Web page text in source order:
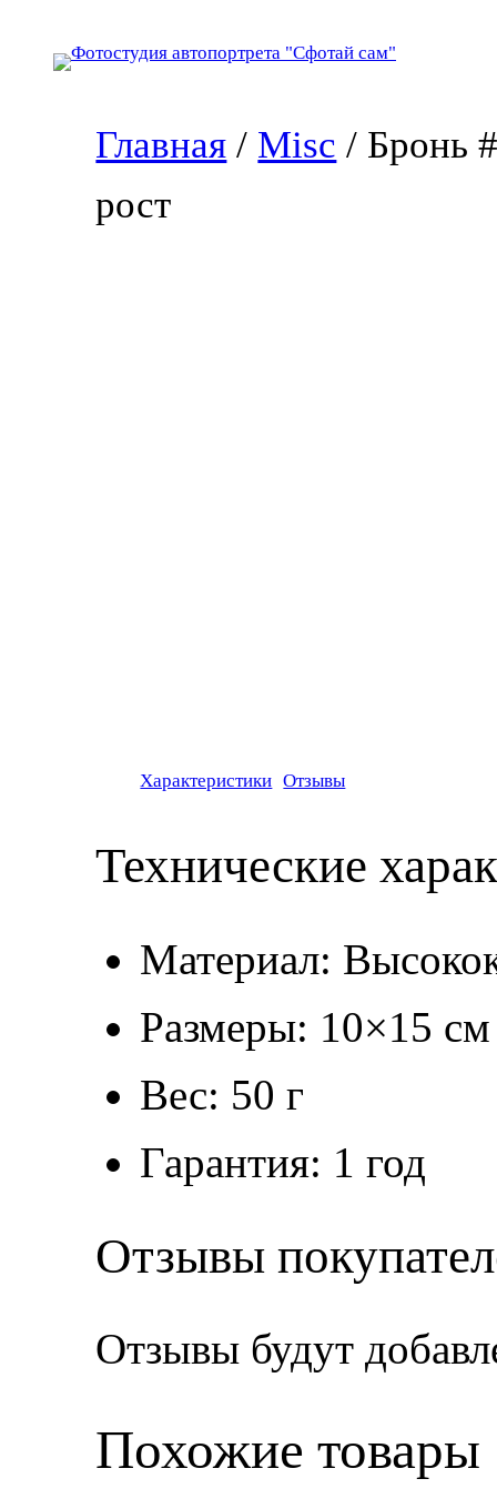
Главная / Misc / Бронь
рост
Характеристики Отзывы
Технические
Материал:
Размеры: 10×15 см
Вес: 50 г
Гарантия: 1 год
Отзывы
Отзывы будут
Похожие товары